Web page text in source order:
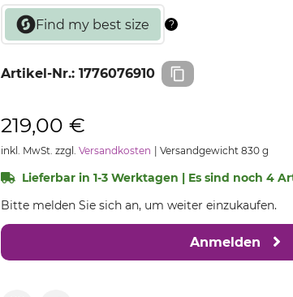
Artikel-Nr.: 1776076910
219,00 €
inkl. MwSt. zzgl. Versandkosten Versandgewicht 830 g
Lieferbar in 1-3 Werktagen | Es sind noch 4
Bitte melden Sie sich an, um weiter einzukaufen.
Anmelden